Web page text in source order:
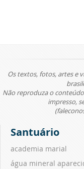
Os textos, fotos, artes e
Não reproduza o
impresso,
Santuário
academia marial
água mineral